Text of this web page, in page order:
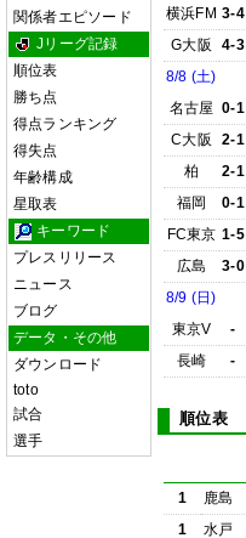
関係者エピソード
Jリーグ記録
順位表
勝ち点
得点ランキング
得失点
年齢構成
星取表
キーワード
プレスリリース
ニュース
ブログ
データ・その他
ダウンロード
toto
試合
選手
横浜FM 3-4
G大阪
4-3
8/8 (土)
名古屋 0-1
C大阪
2-1
柏
2-1
福岡
0-1
FC東京 1-5
広島
3-0
8/9 (日)
東京V
-
長崎
-
順位表
1 鹿島
1
水戸